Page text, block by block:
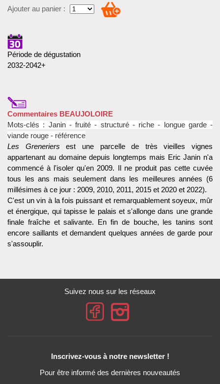
Ajouter au panier :
Période de dégustation
2032-2042+
Commentaires BEAUJOLOIRE
Mots-clés : Janin - fruité - structuré - riche - longue garde -
viande rouge - référence
Les Greneriers est une parcelle de très vieilles vignes
appartenant au domaine depuis longtemps mais Eric Janin n'a
commencé à l'isoler qu'en 2009. Il ne produit pas cette cuvée
tous les ans mais seulement dans les meilleures années (6
millésimes à ce jour : 2009, 2010, 2011, 2015 et 2020 et 2022).
C'est un vin à la fois puissant et remarquablement soyeux, mûr
et énergique, qui tapisse le palais et s'allonge dans une grande
finale fraîche et salivante. En fin de bouche, les tanins sont
encore saillants et demandent quelques années de garde pour
s'assouplir.
Suivez nous sur les réseaux
Inscrivez-vous à notre newsletter !
Pour être informé des dernières nouveautés